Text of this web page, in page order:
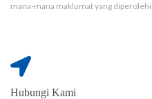
mana-mana maklumat yang
Hubungi Kami